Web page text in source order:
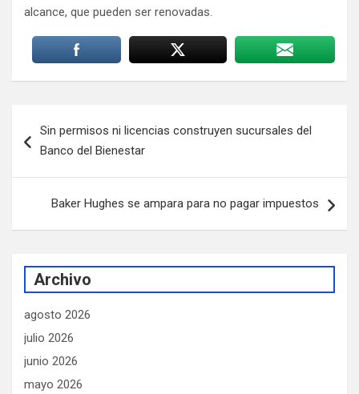
alcance, que pueden ser renovadas.
de
Sin permisos ni licencias construyen sucursales del
Banco del Bienestar
Baker Hughes se ampara para no pagar impuestos
Archivo
agosto 2026
julio 2026
junio 2026
mayo 2026